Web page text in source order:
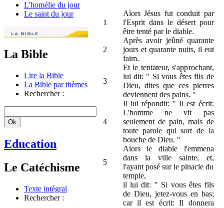
L'homélie du jour
Le saint du jour
La Bible
Lire la Bible
La Bible par thèmes
Rechercher :
Education
Le Catéchisme
Texte intégral
Rechercher :
1
Alors Jésus fut conduit par
l'Esprit dans le désert pour
être tenté par le diable.
2
Après avoir jeûné quarante
jours et quarante nuits, il eut
faim.
3
Et le tentateur, s'approchant,
lui dit: " Si vous êtes fils de
Dieu, dites que ces pierres
deviennent des pains. "
4
Il lui répondit: " Il est écrit:
L'homme ne vit pas
seulement de pain, mais de
toute parole qui sort de la
bouche de Dieu. "
5
Alors le diable l'emmena
dans la ville sainte, et,
l'ayant posé sur le pinacle du
temple,
il lui dit: " Si vous êtes fils
de Dieu, jetez-vous en bas;
car il est écrit: Il donnera